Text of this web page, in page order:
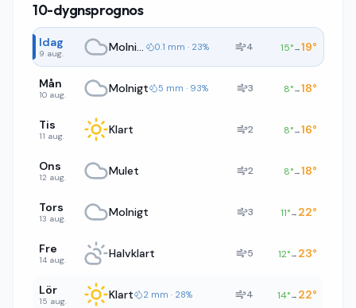
10-dygnsprognos
Idag
9 aug. Molnigt 0.1 mm · 23% 4 15°→19°
Mån
10 aug. Molnigt 5 mm · 93% 3 8°→18°
Tis
11 aug. Klart 2 8°→16°
Ons
12 aug. Mulet 2 8°→18°
Tors
13 aug. Molnigt 3 11°→ 22°
Fre
14 aug. Halvklart 5 12°→ 23°
Lör
15 aug. Klart 2 mm · 28% 4 14°→ 22°